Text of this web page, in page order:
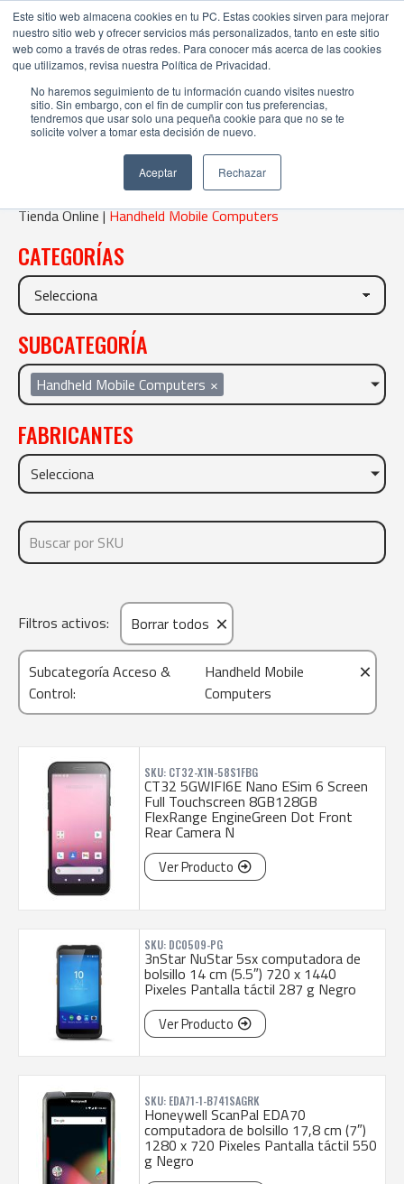
Este sitio web almacena cookies en tu PC. Estas cookies sirven para mejorar
nuestro sitio web y ofrecer servicios más personalizados, tanto en este sitio
web como a través de otras redes. Para conocer más acerca de las cookies
que utilizamos, revisa nuestra Política de Privacidad.
No haremos seguimiento de tu información cuando visites nuestro
sitio. Sin embargo, con el fin de cumplir con tus preferencias,
tendremos que usar solo una pequeña cookie para que no se te
solicite volver a tomar esta decisión de nuevo.
Aceptar Rechazar
HANDHELD MOBILE COMPUTERS
Tienda Online |Handheld Mobile Computers
CATEGORÍAS
SUBCATEGORÍA
Handheld Mobile Computers ×
FABRICANTES
Selecciona
Filtros activos: Borrar todos ×
Subcategoría Acceso &
Control:
Handheld Mobile
Computers
×
SKU: CT32-X1N-58S1FBG
CT32 5GWIFI6E Nano ESim 6 Screen
Full Touchscreen 8GB128GB
FlexRange EngineGreen Dot Front
Rear Camera N
Ver Producto
SKU: DC0509-PG
3nStar NuStar 5sx computadora de
bolsillo 14 cm (5.5″) 720 x 1440
Pixeles Pantalla táctil 287 g Negro
Ver Producto
SKU: EDA71-1-B741SAGRK
Honeywell ScanPal EDA70
computadora de bolsillo 17,8 cm (7″)
1280 x 720 Pixeles Pantalla táctil 550
g Negro